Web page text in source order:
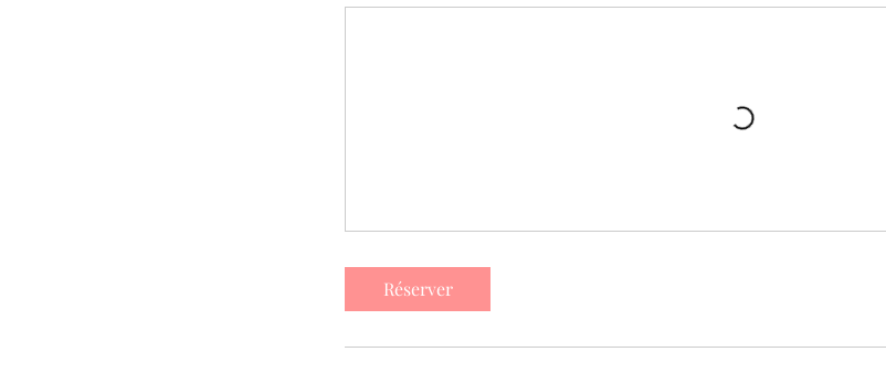
Réserver